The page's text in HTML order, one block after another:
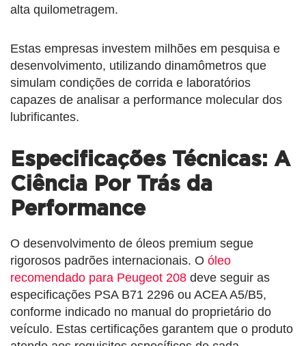
alta quilometragem.
Estas empresas investem milhões em pesquisa e
desenvolvimento, utilizando dinamômetros que
simulam condições de corrida e laboratórios
capazes de analisar a performance molecular dos
lubrificantes.
Especificações Técnicas: A
Ciência Por Trás da
Performance
O desenvolvimento de óleos premium segue
rigorosos padrões internacionais. O óleo
recomendado para Peugeot 208 deve seguir as
especificações PSA B71 2296 ou ACEA A5/B5,
conforme indicado no manual do proprietário do
veículo. Estas certificações garantem que o produto